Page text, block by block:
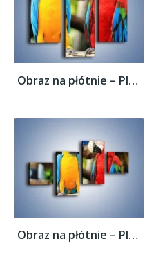
Obraz na płótnie – Ploty papuzie –...
Obraz na płótnie – Ploty papuzie –...